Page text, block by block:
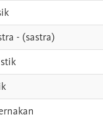
- (sastra)